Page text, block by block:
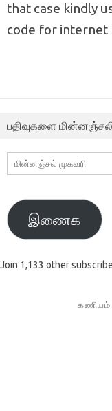
that case kindly
code for internet
பதிவுகளை
மின்னஞ்சல்
முகவரி
இணைக
Join 1,133 other
கணியம்